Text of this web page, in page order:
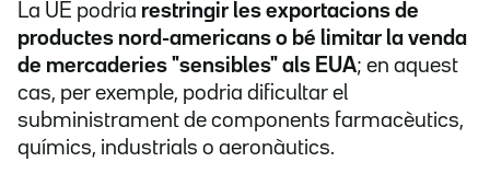
La UE podria restringir les exportacions de
productes nord-americans o bé limitar la venda
de mercaderies "sensibles" als EUA; en aquest
cas, per exemple, podria dificultar el
subministrament de components farmacèutics,
químics, industrials o aeronàutics.